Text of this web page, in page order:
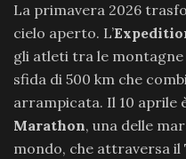
La primavera 2026
cielo aperto. L’
gli atleti tra le
sfida di 500 km che
arrampicata. Il 10 aprile
Marathon, una delle
mondo, che attraversa